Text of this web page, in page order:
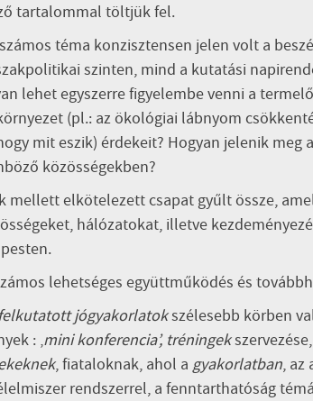
tartalommal töltjük fel.
téma konzisztensen jelen volt a
szinten, mind a kutatási
lehet egyszerre figyelembe venni a
(pl.: az ökológiai lábnyom
mit eszik) érdekeit? Hogyan jelenik
közösségekben?
mellett elkötelezett csapat gyűlt össze,
hálózatokat, illetve
lehetséges együttműködés és
jógyakorlatokszélesebb körben
: ‚mini konferencia’, tréningek
, fiataloknak, ahol a gyakorlatban, az
rendszerrel, a fenntarthatóság